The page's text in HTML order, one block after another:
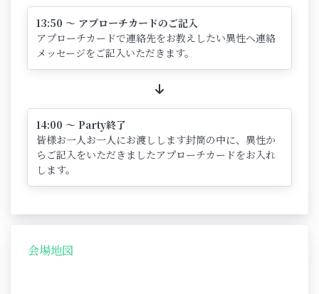
13:50 ～ アプローチカードのご記入
アプローチカードで連絡先をお教えしたい異性へ連絡
メッセージをご記入いただきます。
14:00 ～ Party終了
皆様お一人お一人にお渡しします封筒の中に、異性か
らご記入をいただきましたアプローチカードをお入れ
します。
会場地図